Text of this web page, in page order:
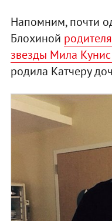
Напомним, почти
Блохиной
звезды Мила
родила Катчеру